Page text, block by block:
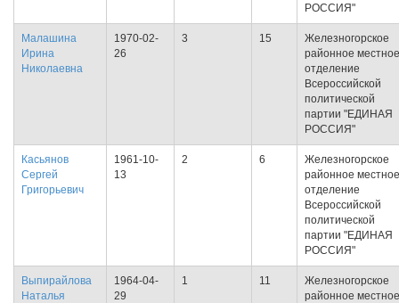
РОССИЯ"
Малашина
Ирина
Николаевна
1970-02-
26
3 15
Железногорское
районное местное
отделение
Всероссийской
политической
партии "ЕДИНАЯ
РОССИЯ"
Касьянов
Сергей
Григорьевич
1961-10-
13
2 6
Железногорское
районное местное
отделение
Всероссийской
политической
партии "ЕДИНАЯ
РОССИЯ"
Выпирайлова
Наталья
1964-04-
29
1 11
Железногорское
районное местное